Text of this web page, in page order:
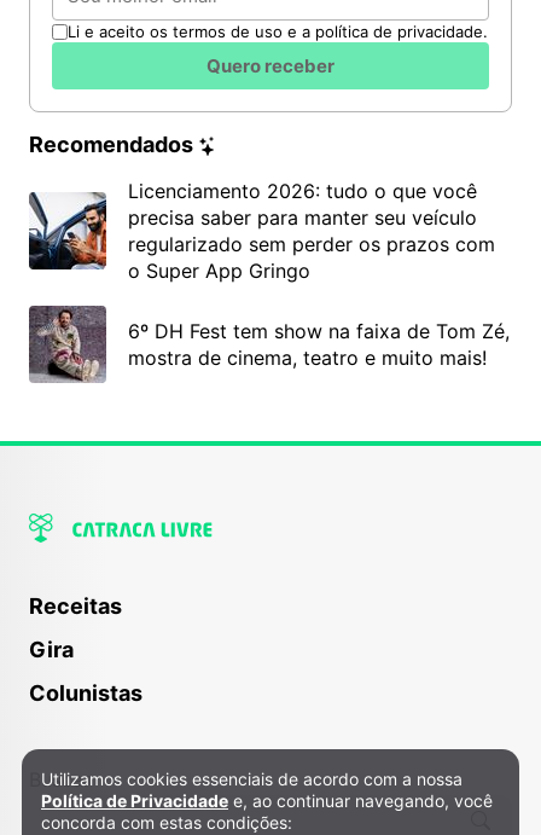
Li e aceito os termos de uso e a política de privacidade.
Quero receber
Recomendados
Licenciamento 2026: tudo o que você
precisa saber para manter seu veículo
regularizado sem perder os prazos com
o Super App Gringo
6º DH Fest tem show na faixa de Tom Zé,
mostra de cinema, teatro e muito mais!
Receitas
Gira
Colunistas
Buscar
Política de Privacidade e Cookies
Utilizamos cookies essenciais de acordo com a nossa
Política de Privacidade e, ao continuar navegando, você
concorda com estas condições: